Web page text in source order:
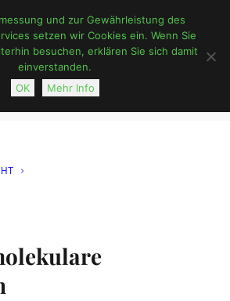
und zur Gewährleistung des
setzen wir Cookies ein. Wenn Sie
besuchen, erklären Sie sich damit
einverstanden.
OK
Mehr Info